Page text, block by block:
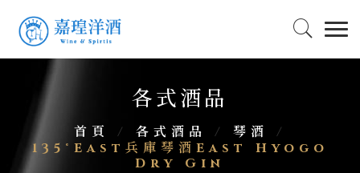
各式酒品
首頁 / 各式酒品 / 琴酒
/
135°East兵庫琴酒East Hyogo
Dry Gin